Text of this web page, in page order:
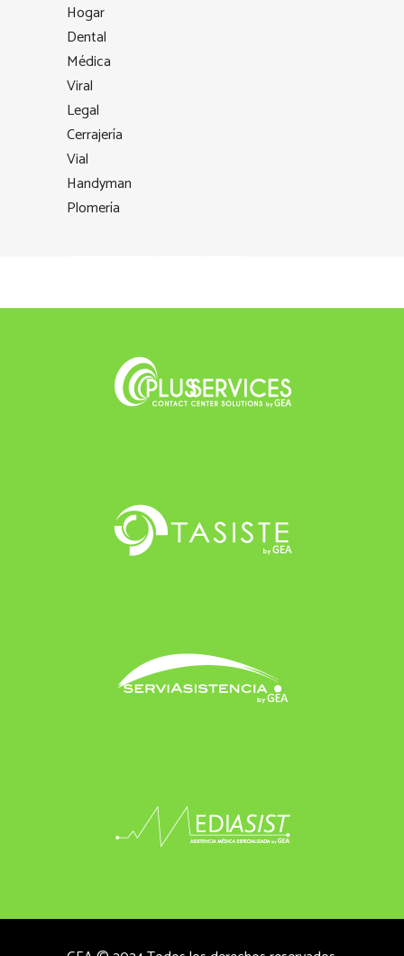
Hogar
Dental
Médica
Viral
Legal
Cerrajería
Vial
Handyman
Plomería